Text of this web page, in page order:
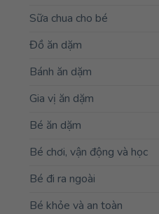
Sữa chua cho bé
Đồ ăn dặm
Bánh ăn dặm
Gia vị ăn dặm
Bé ăn dặm
Bé chơi, vận động và học
Bé đi ra ngoài
Bé khỏe và an toàn